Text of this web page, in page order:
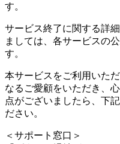
す。
サービス終了に関する詳
ましては、各サービスの
す。
本サービスをご利用いた
なるご愛顧をいただき、
点がございましたら、下
ださい。
＜サポート窓口＞